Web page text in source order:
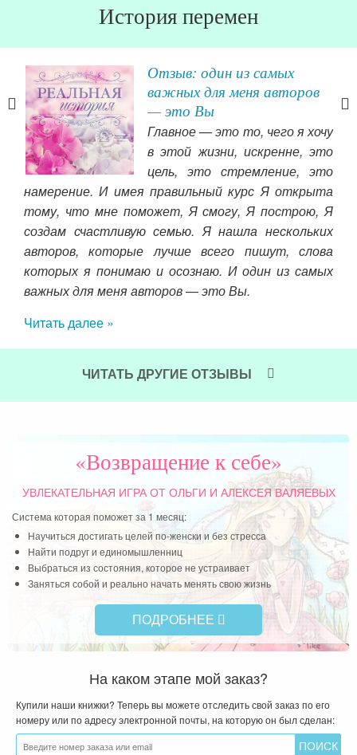
История перемен
Отзыв: один из самых
важных для меня авторов
— это Вы
Главное — это то, чего я хочу
в этой жизни, искренне, это
цель, это стремление, это
намерение. И имея правильный курс Я открыта
тому, что мне поможет, Я смогу, Я построю, Я
создам счастливую семью. Я нашла нескольких
авторов, которые лучше всего пишут, слова
которых я понимаю и осознаю. И один из самых
важных для меня авторов — это Вы.
Читать далее »
ЧИТАТЬ ДРУГИЕ ОТЗЫВЫ
«Возвращение к себе»
УВЛЕКАТЕЛЬНАЯ ИГРАОТ ОЛЬГИ И АЛЕКСЕЯ ВАЛЯЕВЫХ
Система которая поможет за 1 месяц:
Научиться достигать целей по-женски и без стресса
Найти подруг и единомышленниц
Выбраться из состояния, которое не устраивает
Заняться собой и реально начать менять свою жизнь
ПОДРОБНЕЕ
На каком этапе мой заказ?
Купили наши книжки? Теперь вы можете отследить свой заказ по его
номеру или по адресу электронной почты, на которую он был сделан: